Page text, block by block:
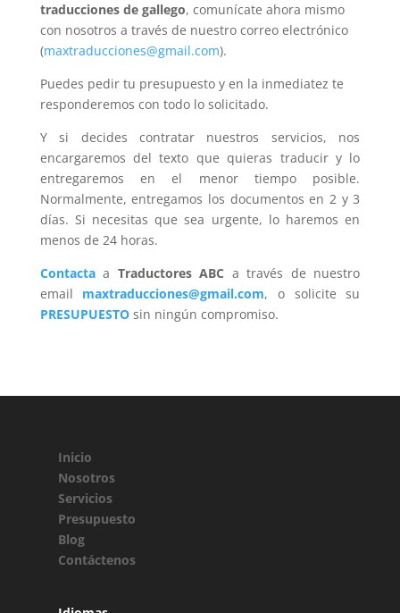
traducciones de gallego, comunícate ahora mismo
con nosotros a través de nuestro correo electrónico
(maxtraducciones@gmail.com).
Puedes pedir tu presupuesto y en la inmediatez te
responderemos con todo lo solicitado.
Y si decides contratar nuestros servicios, nos
encargaremos del texto que quieras traducir y lo
entregaremos en el menor tiempo posible.
Normalmente, entregamos los documentos en 2 y 3
días. Si necesitas que sea urgente, lo haremos en
menos de 24 horas.
Contactaa Traductores ABC a través de nuestro
email maxtraducciones@gmail.com, o solicite su
PRESUPUESTOsin ningún compromiso.
Inicio
Nosotros
Servicios
Presupuesto
Blog
Contáctenos